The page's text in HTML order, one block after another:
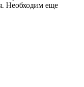
Необходим еще